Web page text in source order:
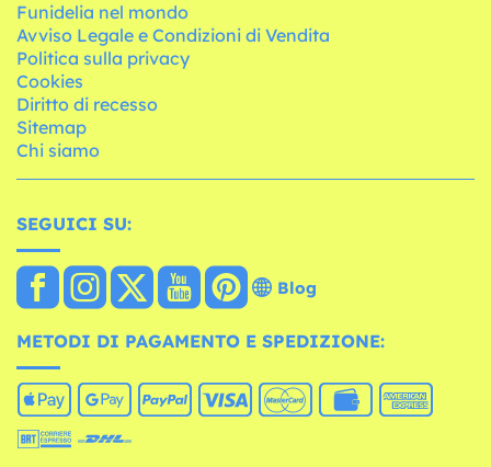
Funidelia nel mondo
Avviso Legale e Condizioni di Vendita
Politica sulla privacy
Cookies
Diritto di recesso
Sitemap
Chi siamo
SEGUICI SU:
Blog
METODI DI PAGAMENTO E SPEDIZIONE: